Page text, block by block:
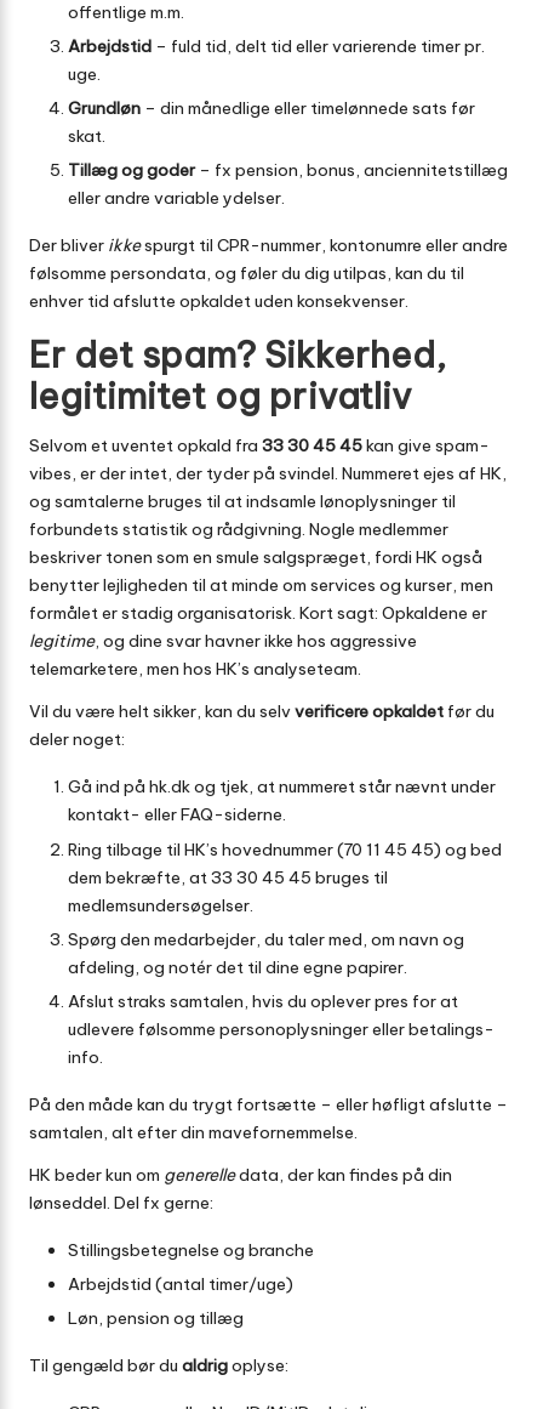
offentlige m.m.
Arbejdstid – fuld tid, delt tid eller varierende timer pr.
uge.
Grundløn – din månedlige eller timelønnede sats før
skat.
Tillæg og goder– fx pension, bonus, anciennitetstillæg
eller andre variable ydelser.
Der bliver ikkespurgt til CPR-nummer, kontonumre eller andre
følsomme persondata, og føler du dig utilpas, kan du til
enhver tid afslutte opkaldet uden konsekvenser.
Er det spam? Sikkerhed,
legitimitet og privatliv
Selvom et uventet opkald fra 33 30 45 45kan give spam-
vibes, er der intet, der tyder på svindel. Nummeret ejes af HK,
og samtalerne bruges til at indsamle lønoplysninger til
forbundets statistik og rådgivning. Nogle medlemmer
beskriver tonen som en smule salgspræget, fordi HK også
benytter lejligheden til at minde om services og kurser, men
formålet er stadig organisatorisk. Kort sagt: Opkaldene er
legitime, og dine svar havner ikke hos aggressive
telemarketere, men hos HK’s analyseteam.
Vil du være helt sikker, kan du selvverificere opkaldet før du
deler noget:
Gå ind på hk.dkog tjek, at nummeret står nævnt under
kontakt- eller FAQ-siderne.
Ring tilbage til HK’s hovednummer (70 11 45 45) og bed
dem bekræfte, at 33 30 45 45 bruges til
medlemsundersøgelser.
Spørg den medarbejder, du taler med, om navn og
afdeling, og notér det til dine egne papirer.
Afslut straks samtalen, hvis du oplever pres for at
udlevere følsomme personoplysninger eller betalings-
info.
På den måde kan du trygt fortsætte – eller høfligt afslutte –
samtalen, alt efter din mavefornemmelse.
HK beder kun om generelledata, der kan findes på din
lønseddel. Del fx gerne:
Stillingsbetegnelse og branche
Arbejdstid (antal timer/uge)
Løn, pension og tillæg
Til gengæld bør du aldrigoplyse: